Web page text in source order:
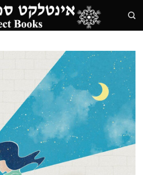
content